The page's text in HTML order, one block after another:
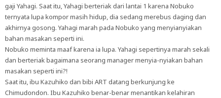
gaji Yahagi. Saat itu, Yahagi berteriak dari lantai 1 karena Nobuko
ternyata lupa kompor masih hidup, dia sedang merebus daging dan
akhirnya gosong. Yahagi marah pada Nobuko yang menyianyiakan
bahan masakan seperti ini.
Nobuko meminta maaf karena ia lupa. Yahagi sepertinya marah sekali
dan berteriak bagaimana seorang manager menyia-nyiakan bahan
masakan seperti ini?!
Saat itu, ibu Kazuhiko dan bibi ART datang berkunjung ke
Chimudondon. Ibu Kazuhiko benar-benar menantikan kelahiran